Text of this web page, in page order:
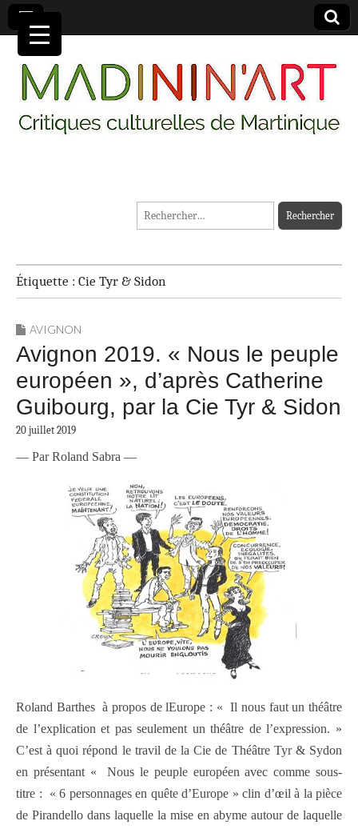
MADININ'ART
Rechercher :
Étiquette : Cie Tyr & Sidon
AVIGNON
Avignon 2019. « Nous le peuple
européen », d’après Catherine
Guibourg, par la Cie Tyr & Sidon
20 juillet 2019
— Par Roland Sabra —
Roland Barthes à propos de lEurope : « Il nous faut un théâtre
de l’explication et pas seulement un théâtre de l’expression. »
C’est à quoi répond le travil de la Cie de Théâtre Tyr & Sydon
en présentant « Nous le peuple européen avec comme sous-
titre : « 6 personnages en quête d’Europe » clin d’œil à la pièce
de Pirandello dans laquelle la mise en abyme autour de laquelle